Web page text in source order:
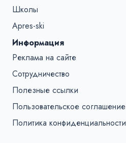
Школы
Apres-ski
Информация
Реклама на сайте
Сотрудничество
Полезные ссылки
Пользовательское соглашение
Политика конфиденциальности